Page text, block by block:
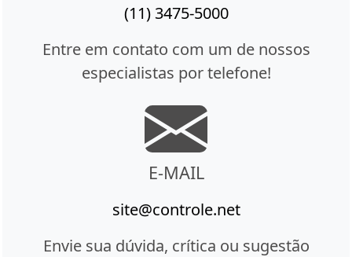
(11) 3475-5000
Entre em contato com um de nossos
especialistas por telefone!
E-MAIL
site@controle.net
Envie sua dúvida, crítica ou sugestão